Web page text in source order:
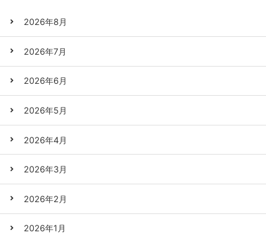
2026年8月
2026年7月
2026年6月
2026年5月
2026年4月
2026年3月
2026年2月
2026年1月